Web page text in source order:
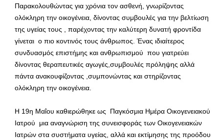
Παρακολουθώντας για χρόνια τον ασθενή, γνωρίζοντας
ολόκληρη την οικογένεια, δίνοντας συμβουλές για την βελτίωση
της υγείας τους , παρέχοντας την καλύτερη δυνατή φροντίδα
γίνεται ο πιο κοντινός τους άνθρωπος. Ένας ιδιαίτερος
συνδυασμός επιστήμης και ανθρωπισμού που γιατρεύει
δίνοντας θεραπευτικές αγωγές,συμβουλές πρόληψης αλλά
πάντα ανακουφίζοντας ,συμπονώντας και στηρίζοντας
ολόκληρη την οικογένεια.
Η 19η Μαΐου καθιερώθηκε ως Παγκόσμια Ημέρα Οικογενειακού
Ιατρού μια αναγνώριση της συνεισφοράς των Οικογενειακών
Ιατρών στα συστήματα υγείας, αλλά και εκτίμησης της προόδου